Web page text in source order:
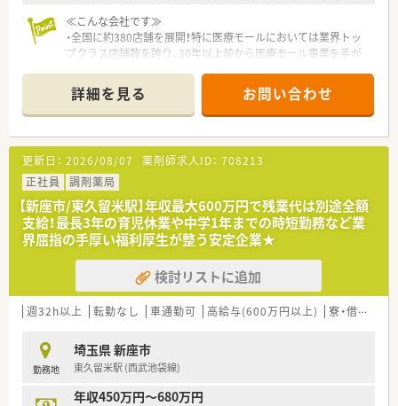
≪こんな会社です≫
・全国に約380店舗を展開！特に医療モールにおいては業界トッ
プクラス店舗数を誇り、30年以上前から医療モール事業を手が
・新規医療モールの自社開発や出店を毎年続けており、着実に店
舗数を伸ばしています。
・ノルマなどは無くノビノビと成長する環境を意識している為、
非常に働きやすい社風です。
・社長は女性薬剤師で育休も取得されている方となり、女性が長
く働き続けられる企業を目指しています。育休はお子様が3歳に
なる迄、時短制度はお子様が小学生になるまで取得を延長する事
が可能です。
・有給取得率84％、残業は全社平均11時間程とメリハリをもって
勤務することが可能です。
≪こんな方におすすめ≫
・医療モールで様々な科目の経験を積みスキルアップしたい方。
・医療業界では高水準の人材定着率97％！産育休制度も充実して
いるため、1つの企業で長期就業されたい方。
勤務されたい方
・将来的には、教育チームや採用チーム等、他部署へのキャリア
チェンジも可能！将来様々な選択肢を検討したい方
詳細を見る お問い合わせ
更新日： 2026/08/07 薬剤師求人ID： 708213
正社員
調剤薬局
【新座市/東久留米駅】年収最大600万円で残業代は別途全額
支給！最長3年の育児休業や中学1年までの時短勤務など業
界屈指の手厚い福利厚生が整う安定企業★
検討リストに追加
週32h以上 転勤なし 車通勤可 高給与(600万円以上) 寮・借上社宅あり
勤務地
埼玉県 新座市
東久留米駅 (西武池袋線)
年収450万円～680万円